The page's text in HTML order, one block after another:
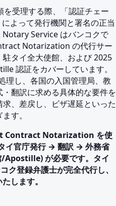
受理する際、「認証チェー
よって発行機関と署名の正当
Service はバンコクで
Notarization の代行サー
タイ全大使館、および 2025
認証をカバーしています。
理し、各国の入国管理局、教
翻訳に求める具体的な要件を
、差戻し、ビザ遅延といった
す。
Contract Notarization を使
イ官庁発行 → 翻訳 → 外務省
が必要です。タイ
登録弁護士が完全代行し、
します。